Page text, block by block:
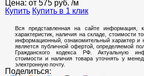
Цена: от 575 руб. /м
Купить Купить в 1 клик
Вся представленная на сайте информация,
характеристик, наличия на складе, стоимости
информационный, ознакомительный характер и
является публичной офертой, определяемой
Гражданского кодекса РФ. Актуальную
стоимости и наличия товара уточнять у
электронную почту.
Поделиться: